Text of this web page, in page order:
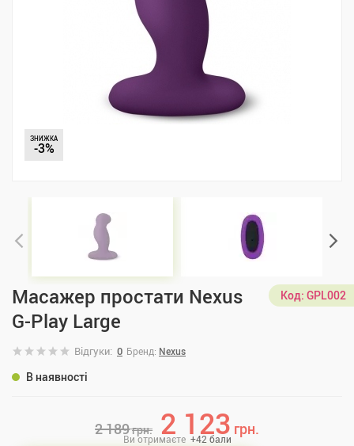
ЗНИЖКА
-3%
Масажер простати Nexus
G-Play Large
Код: GPL002
Відгуки: 0 Бренд: Nexus
В наявності
2 189грн. 2 123 грн.
Ви отримаєте +42 бали